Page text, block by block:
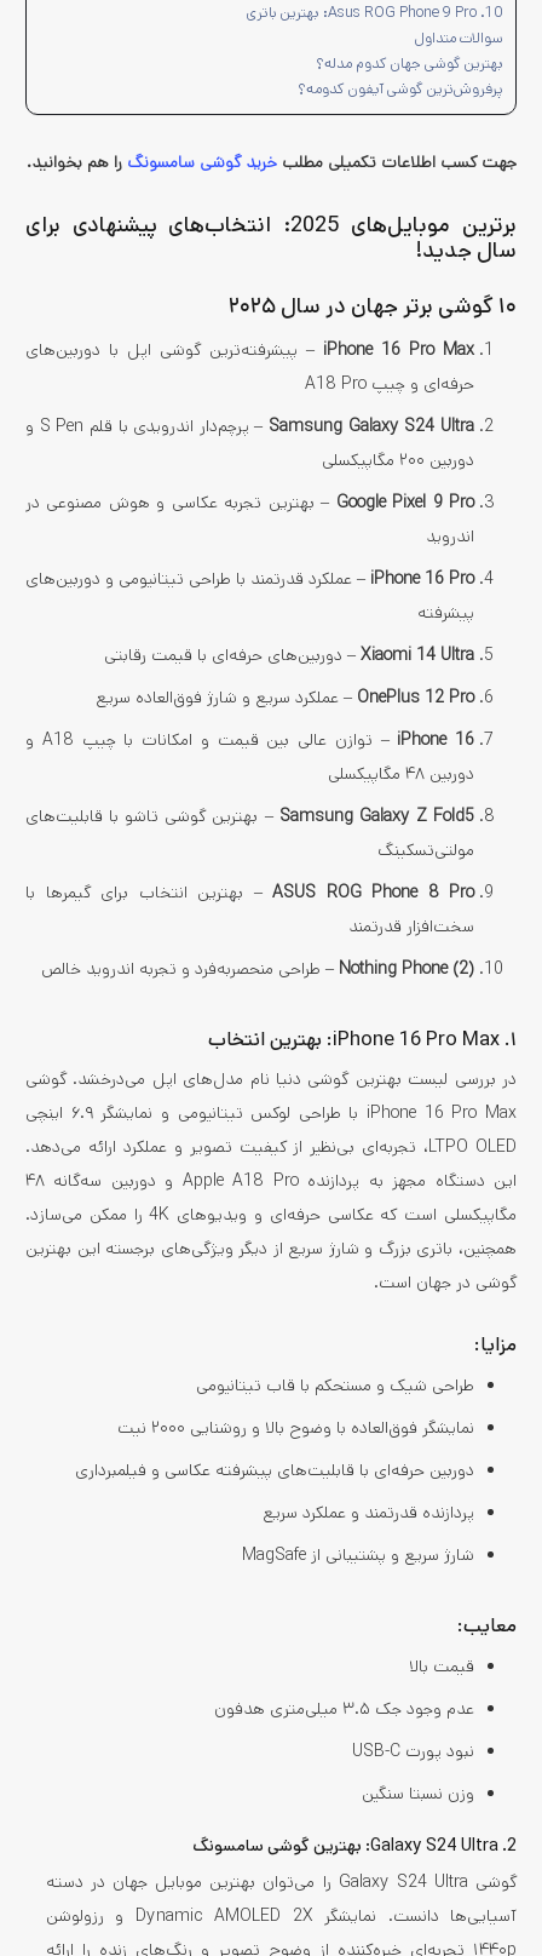
10. Asus ROG Phone 9 Pro: بهترین باتری
سوالات متداول
بهترین گوشی جهان کدوم مدله؟
پرفروش‌ترین گوشی آیفون کدومه؟
جهت کسب اطلاعات تکمیلی مطلب خرید گوشی سامسونگ را هم بخوانید.
برترین موبایل‌های 2025: انتخاب‌های پیشنهادی برای
سال جدید!
۱۰ گوشی برتر جهان در سال ۲۰۲۵
iPhone 16 Pro Max – پیشرفته‌ترین گوشی اپل با دوربین‌های
حرفه‌ای و چیپ A18 Pro
Samsung Galaxy S24 Ultra
– پرچم‌دار اندرویدی با قلم S Pen و
دوربین ۲۰۰ مگاپیکسلی
Google Pixel 9 Pro – بهترین تجربه عکاسی و هوش مصنوعی در
اندروید
iPhone 16 Pro – عملکرد قدرتمند با طراحی تیتانیومی و دوربین‌های
پیشرفته
Xiaomi 14 Ultra – دوربین‌های حرفه‌ای با قیمت رقابتی
OnePlus 12 Pro – عملکرد سریع و شارژ فوق‌العاده سریع
iPhone 16
– توازن عالی بین قیمت و امکانات با چیپ A18 و
دوربین ۴۸ مگاپیکسلی
Samsung Galaxy Z Fold5 – بهترین گوشی تاشو با قابلیت‌های
مولتی‌تسکینگ
ASUS ROG Phone 8 Pro – بهترین انتخاب برای گیمرها با
سخت‌افزار قدرتمند
Nothing Phone (2) – طراحی منحصربه‌فرد و تجربه اندروید خالص​
۱. iPhone 16 Pro Max: بهترین انتخاب
در بررسی لیست بهترین گوشی دنیا نام مدل‌های اپل می‌درخشد. گوشی
iPhone 16 Pro Max با طراحی لوکس تیتانیومی و نمایشگر ۶.۹ اینچی
LTPO OLED، تجربه‌ای بی‌نظیر از کیفیت تصویر و عملکرد ارائه می‌دهد.
این دستگاه مجهز به پردازنده Apple A18 Pro و دوربین سه‌گانه ۴۸
مگاپیکسلی است که عکاسی حرفه‌ای و ویدیوهای 4K را ممکن می‌سازد.
همچنین، باتری بزرگ و شارژ سریع از دیگر ویژگی‌های برجسته این بهترین
گوشی در جهان است.
مزایا:
طراحی شیک و مستحکم با قاب تیتانیومی
نمایشگر فوق‌العاده با وضوح بالا و روشنایی ۲۰۰۰ نیت
دوربین حرفه‌ای با قابلیت‌های پیشرفته عکاسی و فیلمبرداری
پردازنده قدرتمند و عملکرد سریع
شارژ سریع و پشتیبانی از MagSafe
معایب:
قیمت بالا
عدم وجود جک ۳.۵ میلی‌متری هدفون
نبود پورت USB-C
وزن نسبتا سنگین
2. Galaxy S24 Ultra: بهترین گوشی سامسونگ
گوشی Galaxy S24 Ultra را می‌توان بهترین موبایل جهان در دسته
آسیایی‌ها دانست. نمایشگر Dynamic AMOLED 2X و رزولوشن
۱۴۴۰p تجربه‌ای خیره‌کننده از وضوح تصویر و رنگ‌های زنده را ارائه